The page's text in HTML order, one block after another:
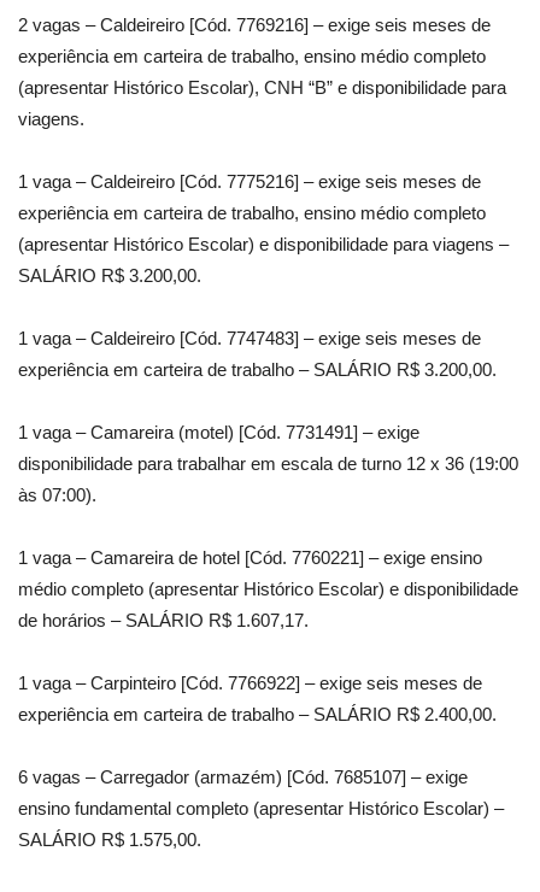
2 vagas – Caldeireiro [Cód. 7769216] – exige seis meses de
experiência em carteira de trabalho, ensino médio completo
(apresentar Histórico Escolar), CNH “B” e disponibilidade para
viagens.
1 vaga – Caldeireiro [Cód. 7775216] – exige seis meses de
experiência em carteira de trabalho, ensino médio completo
(apresentar Histórico Escolar) e disponibilidade para viagens –
SALÁRIO R$ 3.200,00.
1 vaga – Caldeireiro [Cód. 7747483] – exige seis meses de
experiência em carteira de trabalho – SALÁRIO R$ 3.200,00.
1 vaga – Camareira (motel) [Cód. 7731491] – exige
disponibilidade para trabalhar em escala de turno 12 x 36 (19:00
às 07:00).
1 vaga – Camareira de hotel [Cód. 7760221] – exige ensino
médio completo (apresentar Histórico Escolar) e disponibilidade
de horários – SALÁRIO R$ 1.607,17.
1 vaga – Carpinteiro [Cód. 7766922] – exige seis meses de
experiência em carteira de trabalho – SALÁRIO R$ 2.400,00.
6 vagas – Carregador (armazém) [Cód. 7685107] – exige
ensino fundamental completo (apresentar Histórico Escolar) –
SALÁRIO R$ 1.575,00.